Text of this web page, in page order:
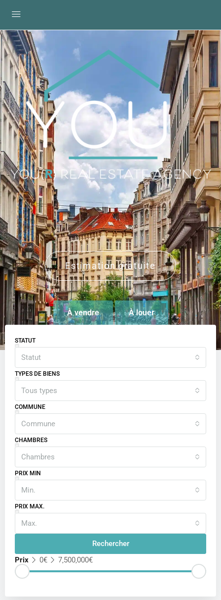
Estimation gratuite
À louer
À vendre
STATUT
Statut
TYPES DE BIENS
Tous types
COMMUNE
Commune
CHAMBRES
Chambres
PRIX MIN
Min.
PRIX MAX.
Max.
Rechercher
Prix
0€ 7,500,000€